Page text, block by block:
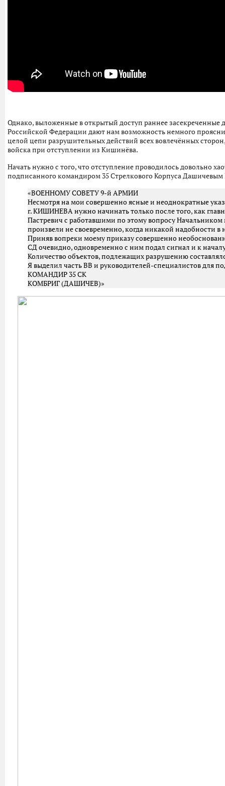
Однако, выложенные в открытый доступ раннее
Российской Федерации дают нам возможность немного
целой цепи разрушительных действий всех вовлечённых
войска при отступлении из Кишинёва.
Начать нужно с того, что отступление проводилось довольно
подписанного командиром 35 Стрелкового Корпуса
«ВОЕННОМУ СОВЕТУ 9-й АРМИИ
Несмотря на мои совершенно ясные и неоднократные
г. КИШИНЕВА нужно начинать только после того, как
Пастревич с работавшими по этому вопросу
произвели не своевременно, когда никакой надобности в
Приняв вопреки моему приказу совершенно
СД очевидно, одновременно с ним подал сигнал и к
Количество объектов, подлежащих разрушению
Я выделил часть ВВ и руководителей-специалистов для
КОМАНДИР 35 СК
КОМБРИГ (ДАШИЧЕВ)»